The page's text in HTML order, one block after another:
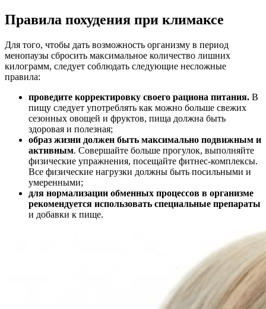
Правила похудения при климаксе
Для того, чтобы дать возможность организму в период
менопаузы сбросить максимальное количество лишних
килограмм, следует соблюдать следующие несложные
правила:
проведите корректировку своего рациона питания. В
пищу следует употреблять как можно больше свежих
сезонных овощей и фруктов, пища должна быть
здоровая и полезная;
образ жизни должен быть максимально подвижным и
активным. Совершайте больше прогулок, выполняйте
физические упражнения, посещайте фитнес-комплексы.
Все физические нагрузки должны быть посильными и
умеренными;
для нормализации обменных процессов в организме
рекомендуется использовать специальные препараты
и добавки к пище.